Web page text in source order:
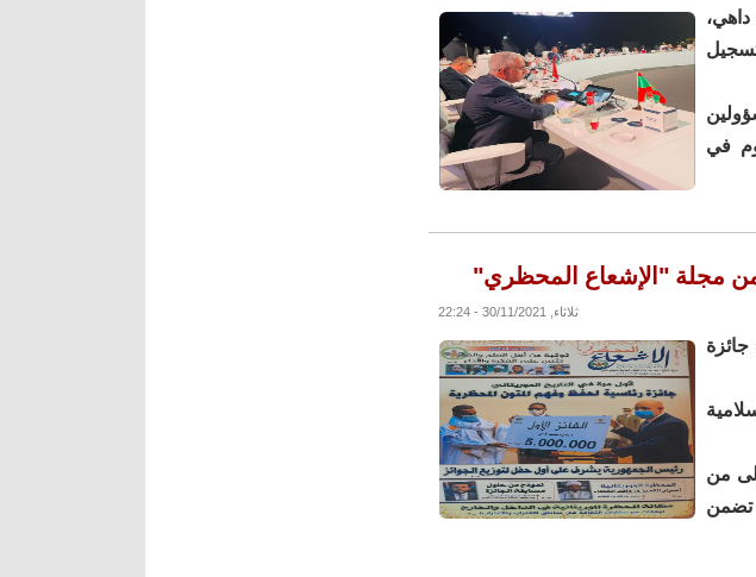
داهي،
في
من مجلة "الإشعاع المحظري"
ثلاثاء, 30/11/2021 - 22:24
من
تضمن